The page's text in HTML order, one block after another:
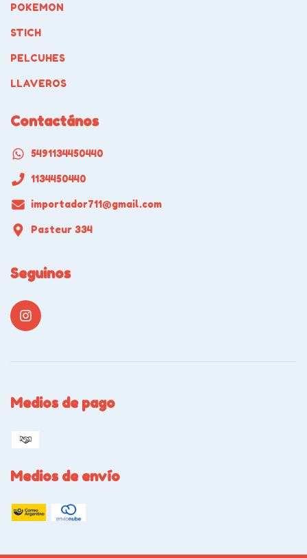
POKEMON
STICH
PELCUHES
LLAVEROS
Contactános
5491134450440
1134450440
importador711@gmail.com
Pasteur 334
Seguinos
Medios de pago
Medios de envío